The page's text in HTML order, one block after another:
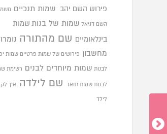
פירוש השם יהב שמות תנכיים
השם דניאל שמות של בנות שמות
בינלאומיים שם מהתורה
מחשבון פירושים של שמות פרטיים שמות
לבנות שמות מיוחדים לבנים רשימת
לבנות שמות תואר שם לילדה איך
לילד